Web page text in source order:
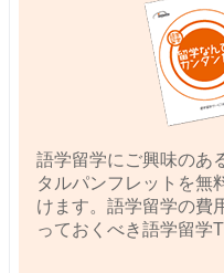
語学留学にご興味のあ
タルパンフレットを無
けます。語学留学の費
っておくべき語学留学